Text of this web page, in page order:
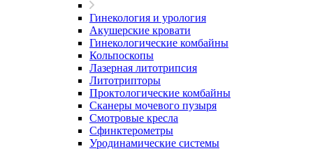
Гинекология и урология
Акушерские кровати
Гинекологические комбайны
Кольпоскопы
Лазерная литотрипсия
Литотрипторы
Проктологические комбайны
Сканеры мочевого пузыря
Смотровые кресла
Сфинктерометры
Уродинамические системы